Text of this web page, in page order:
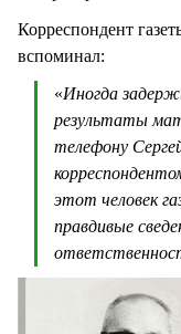
Корреспондент
вспоминал:
«Иногда
результаты
телефону
этот человек
правдивые